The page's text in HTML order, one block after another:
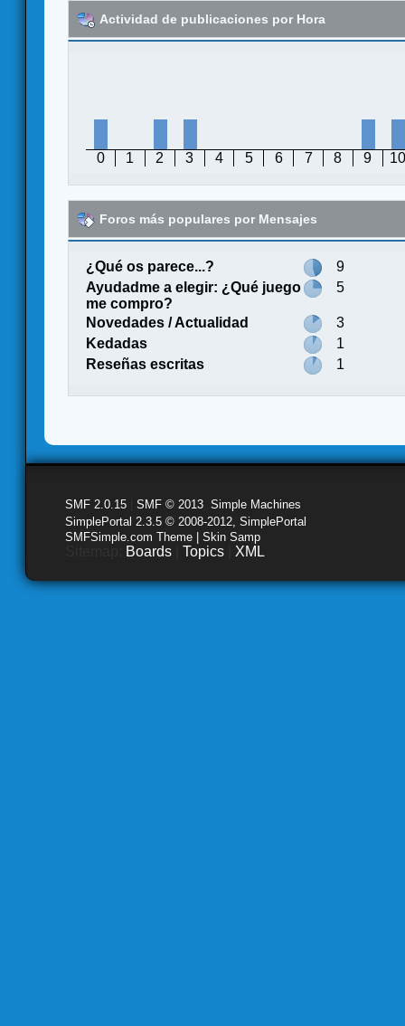
Actividad de publicaciones por Hora
0 1 2 3 4 5 6 7 8 9 10
Foros más populares por Mensajes
¿Qué os parece...?
9
Ayudadme a elegir: ¿Qué juego
me compro?
5
Novedades / Actualidad
3
Kedadas
1
Reseñas escritas
1
SMF 2.0.15 SMF © 2013 Simple Machines
SimplePortal 2.3.5 © 2008-2012, SimplePortal
SMFSimple.com Theme | Skin Samp
Boards Topics XML